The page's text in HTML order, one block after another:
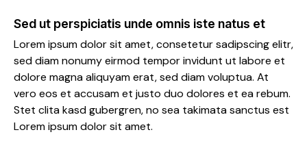
Sed ut perspiciatis unde omnis iste natus et
Lorem ipsum dolor sit amet, consetetur sadipscing elitr,
sed diam nonumy eirmod tempor invidunt ut labore et
dolore magna aliquyam erat, sed diam voluptua. At
vero eos et accusam et justo duo dolores et ea rebum.
Stet clita kasd gubergren, no sea takimata sanctus est
Lorem ipsum dolor sit amet.